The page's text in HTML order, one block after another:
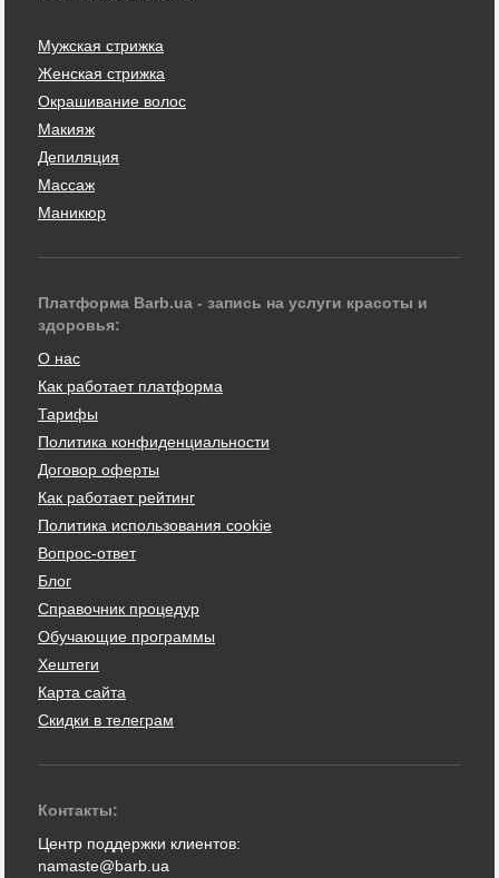
Мужская стрижка
Женская стрижка
Окрашивание волос
Макияж
Депиляция
Массаж
Маникюр
Платформа Barb.ua - запись на услуги красоты и
здоровья:
О нас
Как работает платформа
Тарифы
Политика конфиденциальности
Договор оферты
Как работает рейтинг
Политика использования cookie
Вопрос-ответ
Блог
Справочник процедур
Обучающие программы
Хештеги
Карта сайта
Скидки в телеграм
Контакты:
Центр поддержки клиентов:
namaste@barb.ua